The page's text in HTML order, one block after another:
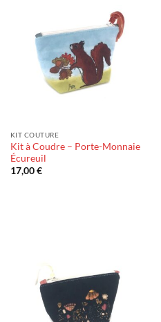
KIT COUTURE
Kit à Coudre – Porte-Monnaie
Écureuil
17,00€